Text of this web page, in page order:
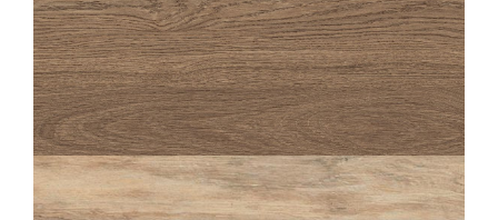
OAKA
NOISETTE STRUTTURATO ANTISDRUCCIOLO
20X120